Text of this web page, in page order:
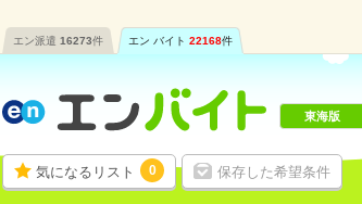
エン派遣 16273件 エン バイト 22168件
気になるリスト 0 保存した希望条件
東海版